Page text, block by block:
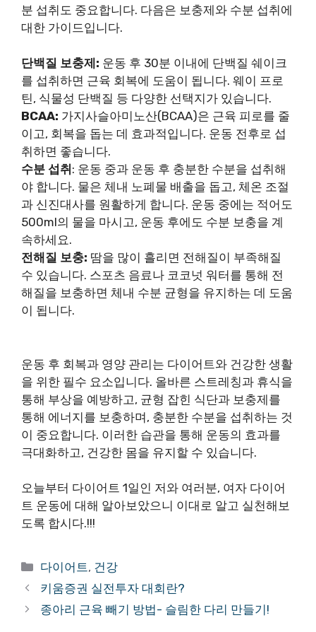
분 섭취도 중요합니다. 다음은 보충제와 수분 섭취에
대한 가이드입니다.
단백질 보충제: 운동 후 30분 이내에 단백질 쉐이크
를 섭취하면 근육 회복에 도움이 됩니다. 웨이 프로
틴, 식물성 단백질 등 다양한 선택지가 있습니다.
BCAA: 가지사슬아미노산(BCAA)은 근육 피로를 줄
이고, 회복을 돕는 데 효과적입니다. 운동 전후로 섭
취하면 좋습니다.
수분 섭취 : 운동 중과 운동 후 충분한 수분을 섭취해
야 합니다. 물은 체내 노폐물 배출을 돕고, 체온 조절
과 신진대사를 원활하게 합니다. 운동 중에는 적어도
500ml의 물을 마시고, 운동 후에도 수분 보충을 계
속하세요.
전해질 보충: 땀을 많이 흘리면 전해질이 부족해질
수 있습니다. 스포츠 음료나 코코넛 워터를 통해 전
해질을 보충하면 체내 수분 균형을 유지하는 데 도움
이 됩니다.
운동 후 회복과 영양 관리는 다이어트와 건강한 생활
을 위한 필수 요소입니다. 올바른 스트레칭과 휴식을
통해 부상을 예방하고, 균형 잡힌 식단과 보충제를
통해 에너지를 보충하며, 충분한 수분을 섭취하는 것
이 중요합니다. 이러한 습관을 통해 운동의 효과를
극대화하고, 건강한 몸을 유지할 수 있습니다.
오늘부터 다이어트 1일인 저와 여러분, 여자 다이어
트 운동에 대해 알아보았으니 이대로 알고 실천해보
도록 합시다.!!!
카
테
리
다이어트, 건강
키움증권 실전투자 대회란?
종아리 근육 빼기 방법- 슬림한 다리 만들기!